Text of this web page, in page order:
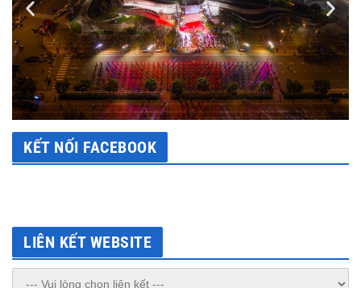
KẾT NỐI FACEBOOK
LIÊN KẾT WEBSITE